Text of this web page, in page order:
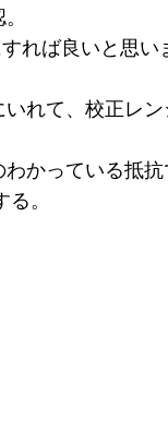
れば良いと思
れて、校正レ
かっている抵抗
。